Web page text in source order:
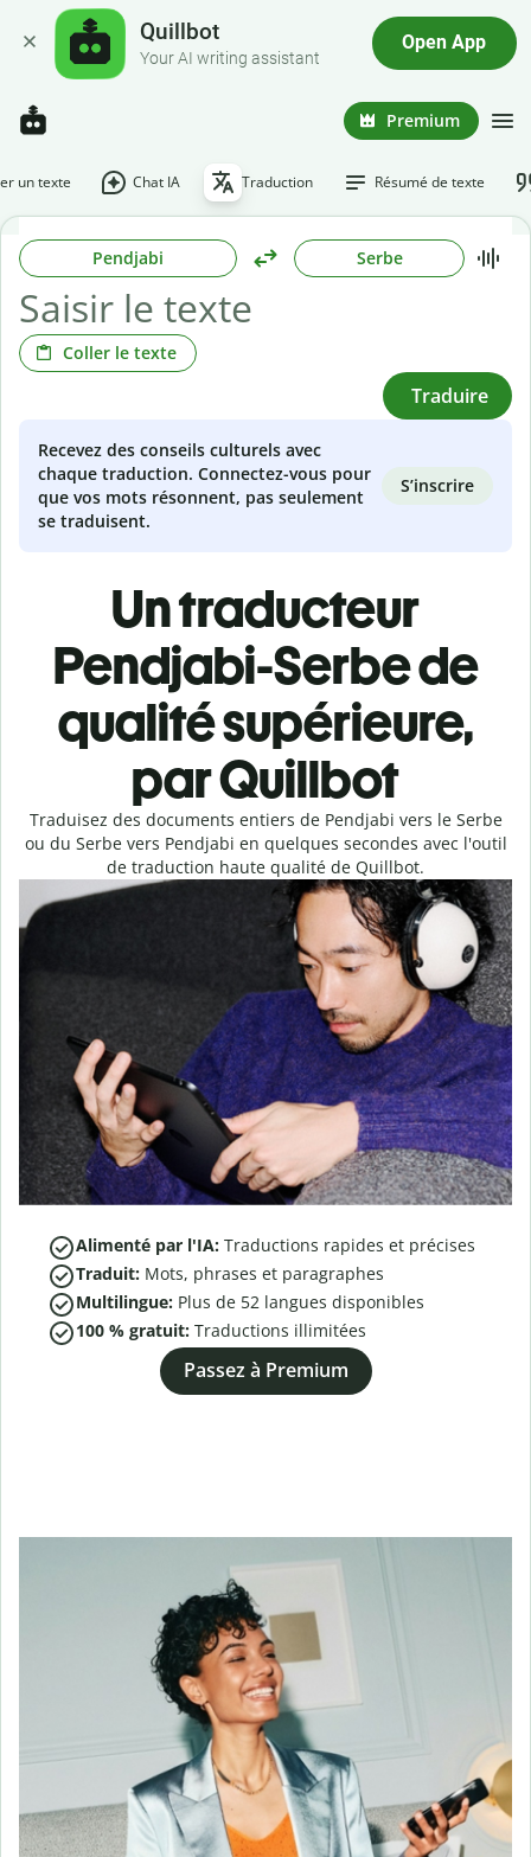
Quillbot
Your AI writing assistant
Open App
Premium
un texte Chat IA Traduction Résumé de texte
Pendjabi Serbe
Coller le texte
Traduire
Recevez des conseils culturels avec
chaque traduction. Connectez-vous pour
que vos mots résonnent, pas seulement
se traduisent.
S’inscrire
Un traducteur
Pendjabi-Serbe de
qualité supérieure,
par Quillbot
Traduisez des documents entiers de Pendjabi vers le Serbe
ou du Serbe vers Pendjabi en quelques secondes avec l'outil
de traduction haute qualité de Quillbot.
Alimenté par l'IA: Traductions rapides et précises
Traduit: Mots, phrases et paragraphes
Multilingue: Plus de 52 langues disponibles
100 % gratuit: Traductions illimitées
Passez à Premium